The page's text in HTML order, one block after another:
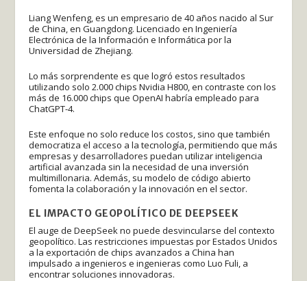
Liang Wenfeng, es un empresario de 40 años nacido al Sur
de China, en Guangdong. Licenciado en Ingeniería
Electrónica de la Información e Informática por la
Universidad de Zhejiang.
Lo más sorprendente es que logró estos resultados
utilizando solo 2.000 chips Nvidia H800, en contraste con los
más de 16.000 chips que OpenAI habría empleado para
ChatGPT-4.
Este enfoque no solo reduce los costos, sino que también
democratiza el acceso a la tecnología, permitiendo que más
empresas y desarrolladores puedan utilizar inteligencia
artificial avanzada sin la necesidad de una inversión
multimillonaria. Además, su modelo de código abierto
fomenta la colaboración y la innovación en el sector.
EL IMPACTO GEOPOLÍTICO DE DEEPSEEK
El auge de DeepSeek no puede desvincularse del contexto
geopolítico. Las restricciones impuestas por Estados Unidos
a la exportación de chips avanzados a China han
impulsado a ingenieros e ingenieras como Luo Fuli, a
encontrar soluciones innovadoras.